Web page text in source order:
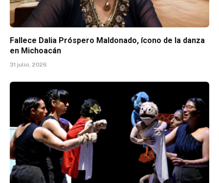
Fallece Dalia Próspero Maldonado, ícono de la danza
en Michoacán
31 julio, 2026